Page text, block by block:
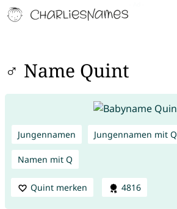
♂ Name Quint
Jungennamen Jungennamen mit Q
Namen mit Q
Quint merken 4816